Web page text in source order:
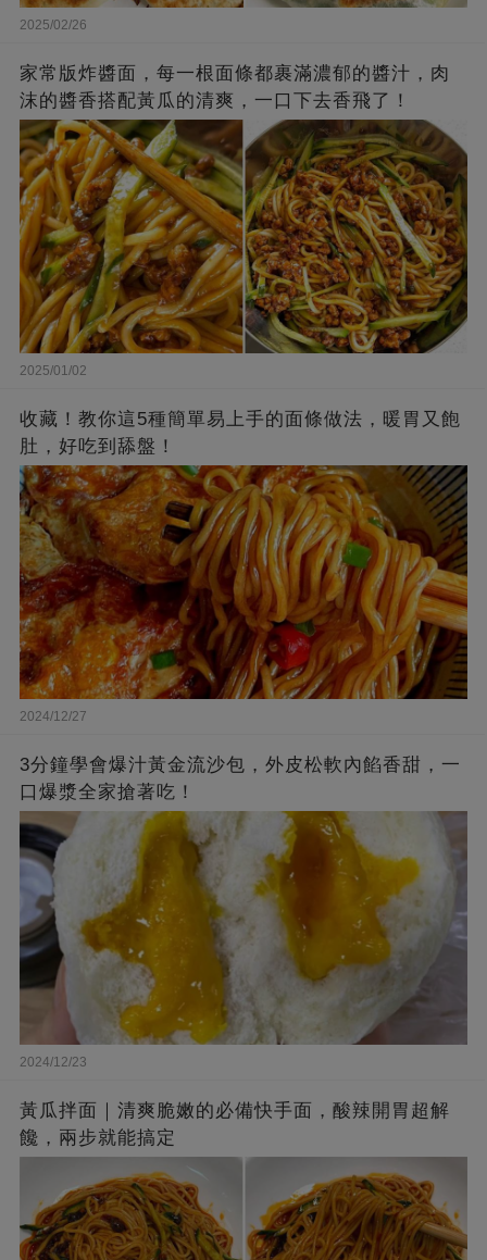
2025/02/26
家常版炸醬面，每一根面條都裹滿濃郁的醬汁，肉
沫的醬香搭配黃瓜的清爽，一口下去香飛了！
2025/01/02
收藏！教你這5種簡單易上手的面條做法，暖胃又飽
肚，好吃到舔盤！
2024/12/27
3分鐘學會爆汁黃金流沙包，外皮松軟內餡香甜，一
口爆漿全家搶著吃！
2024/12/23
黃瓜拌面｜清爽脆嫩的必備快手面，酸辣開胃超解
饞，兩步就能搞定